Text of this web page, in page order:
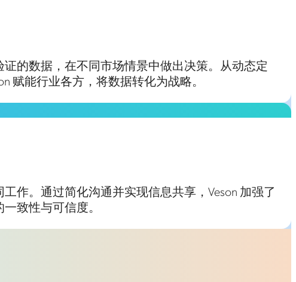
的数据，在不同市场情景中做出决策。从动态定
赋能行业各方，将数据转化为战略。
作。通过简化沟通并实现信息共享，Veson 加强了
致性与可信度。